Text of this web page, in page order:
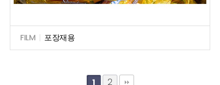
FILM | 포장재용
1 2